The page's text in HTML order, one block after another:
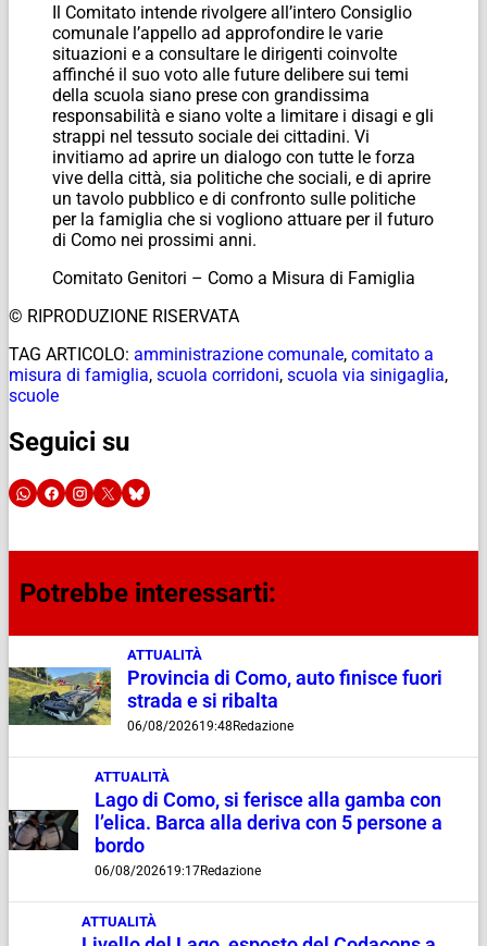
Il Comitato intende rivolgere all’intero Consiglio
comunale l’appello ad approfondire le varie
situazioni e a consultare le dirigenti coinvolte
affinché il suo voto alle future delibere sui temi
della scuola siano prese con grandissima
responsabilità e siano volte a limitare i disagi e gli
strappi nel tessuto sociale dei cittadini. Vi
invitiamo ad aprire un dialogo con tutte le forza
vive della città, sia politiche che sociali, e di aprire
un tavolo pubblico e di confronto sulle politiche
per la famiglia che si vogliono attuare per il futuro
di Como nei prossimi anni.
Comitato Genitori – Como a Misura di Famiglia
© RIPRODUZIONE RISERVATA
TAG ARTICOLO: amministrazione comunale, comitato a
misura di famiglia, scuola corridoni, scuola via sinigaglia,
scuole
Seguici su
Potrebbe interessarti:
ATTUALITÀ
Provincia di Como, auto finisce fuori
strada e si ribalta
06/08/202619:48 Redazione
ATTUALITÀ
Lago di Como, si ferisce alla gamba con
l’elica. Barca alla deriva con 5 persone a
bordo
06/08/202619:17Redazione
ATTUALITÀ